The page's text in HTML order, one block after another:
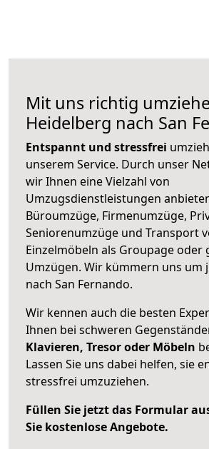
Mit uns richtig
Heidelberg nach San
Entspannt und stressfrei
unserem Service. Durch unser
wir Ihnen eine Vielzahl von
Umzugsdienstleistungen
Büroumzüge, Firmenumzüge,
Seniorenumzüge und Transport
Einzelmöbeln als Groupage oder
Umzügen. Wir kümmern uns um
nach San Fernando.
Wir kennen auch die besten
Ihnen bei schweren
Klavieren, Tresor oder Möbeln
Lassen Sie uns dabei helfen, sie
stressfrei umzuziehen.
Füllen Sie jetzt das Formular
Sie kostenlose Angebote.